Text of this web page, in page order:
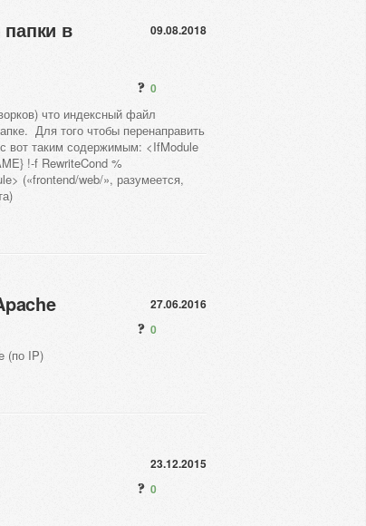
в
09.08.2018
0
что индексный файл
Для того чтобы перенаправить
вот таким содержимым: <IfModule
!-f RewriteCond %
(«frontend/web/», разумеется,
27.06.2016
0
(по IP)
23.12.2015
0